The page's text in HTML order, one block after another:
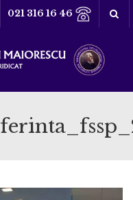
021 316 16 46